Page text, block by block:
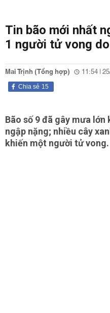
Tin bão mới nhất
1 người tử vong
Mai Trịnh (Tổng hợp) 11:54 |
15
Chia sẻ
Bão số 9 đã gây mưa
ngập nặng; nhiều cây
khiến một người tử vong.